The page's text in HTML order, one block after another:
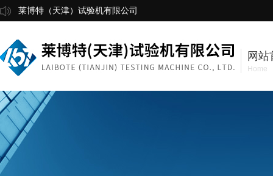
莱博特（天津）试验机有限公司
网站
Home